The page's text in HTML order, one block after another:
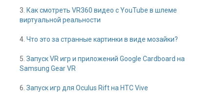
3. Как смотреть VR360 видео с YouTube в шлеме
виртуальной реальности
4. Что это за странные картинки в виде мозайки?
5. Запуск VR игр и приложений Google Cardboard на
Samsung Gear VR
6. Запуск игр для Oculus Rift на HTC Vive